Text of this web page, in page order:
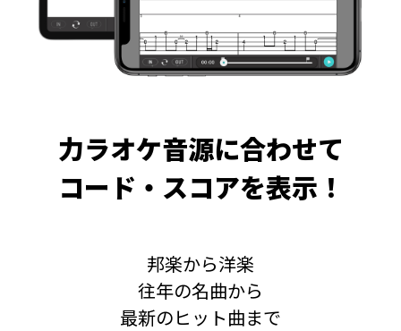
力ラオケ音源に合わせて
コード・スコアを表示！
邦楽から洋楽
往年の名曲から
最新のヒット曲まで